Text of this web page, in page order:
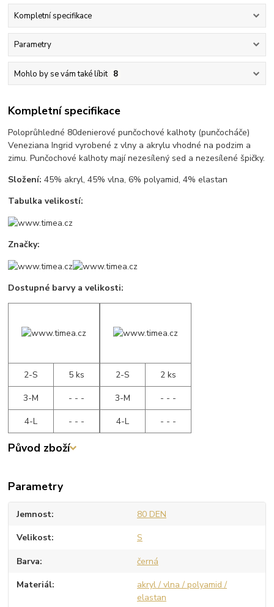
Kompletní specifikace
Parametry
Mohlo by se vám také líbit 8
Kompletní specifikace
Poloprůhledné 80denierové punčochové kalhoty (punčocháče)
Veneziana Ingrid vyrobené z vlny a akrylu vhodné na podzim a
zimu. Punčochové kalhoty mají nezesílený sed a nezesílené špičky.
Složení: 45% akryl, 45% vlna, 6% polyamid, 4% elastan
Tabulka velikostí:
Značky:
Dostupné barvy a velikosti:
2-S
5 ks
3-M
- - -
4-L
- - -
2-S
2 ks
3-M
- - -
4-L
- - -
Původ zboží
Parametry
Jemnost 80 DEN
Velikost S
Barva černá
Materiál
akryl / vlna / polyamid /
elastan